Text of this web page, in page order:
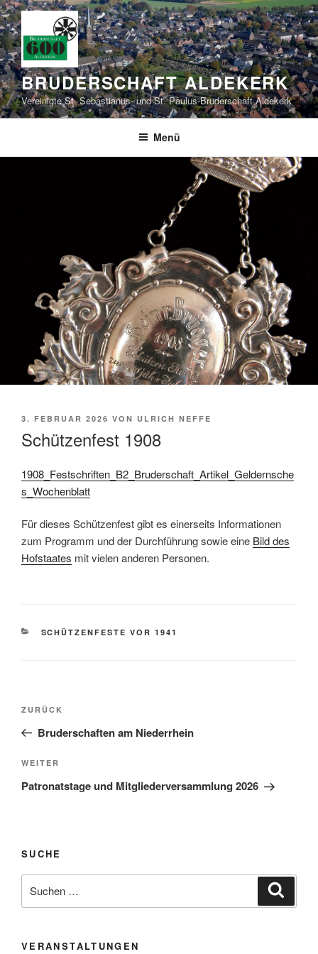
Zum
Inhalt
springen
BRUDERSCHAFT ALDEKERK
Vereinigte St. Sebastianus- und St. Paulus-Bruderschaft Aldekerk
Menü
VERÖFFENTLICHT
3. FEBRUAR 2026 VON ULRICH NEFFE
Schützenfest 1908
1908_Festschriften_B2_Bruderschaft_Artikel_Geldernsche
s_Wochenblatt
Für dieses Schützenfest gibt es einerseits Informationen
zum Programm und der Durchführung sowie eine Bild des
Hofstaates mit vielen anderen Personen.
KATEGORIEN
SCHÜTZENFESTE VOR 1941
Beitragsnavigation
Vorheriger
Beitrag
ZURÜCK
Bruderschaften am Niederrhein
Nächster
Beitrag
WEITER
Patronatstage und Mitgliederversammlung 2026
SUCHE
nach:
VERANSTALTUNGEN